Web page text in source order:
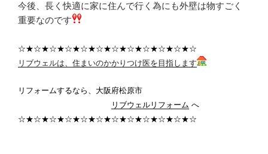
今後、長く快適に家に住んで行く為にも外壁は物すごく
重要なのです
☆★☆★☆★☆★☆★☆★☆★☆★☆★☆★☆★☆
リブウェルは、住まいのかかりつけ医を目指します
リフォームするなら、大阪府松原市
リブウェルリフォーム へ
☆★☆★☆★☆★☆★☆★☆★☆★☆★☆★☆★☆